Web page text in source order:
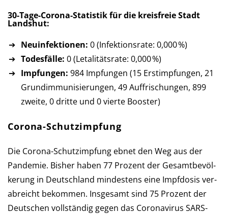
30-Tage-Corona-Statistik für die kreis­freie Stadt
Landshut:
Neuinfektionen: 0 (Infektionsrate: 0,000 %)
Todesfälle: 0 (Letalitätsrate: 0,000 %)
Impfungen: 984 Impfungen (15 Erst­imp­fun­gen, 21
Grund­im­mu­ni­sie­run­gen, 49 Auf­fri­schun­gen, 899
zweite, 0 dritte und 0 vierte Booster)
Corona-Schutzimpfung
Die Corona-Schutzimpfung ebnet den Weg aus der
Pan­de­mie. Bis­her haben 77 Pro­zent der Ge­samt­be­völ­
ke­rung in Deutsch­land min­des­tens eine Impf­dosis ver­
ab­reicht be­kommen. Ins­ge­samt sind 75 Pro­zent der
Deutschen voll­stän­dig gegen das Corona­virus SARS-